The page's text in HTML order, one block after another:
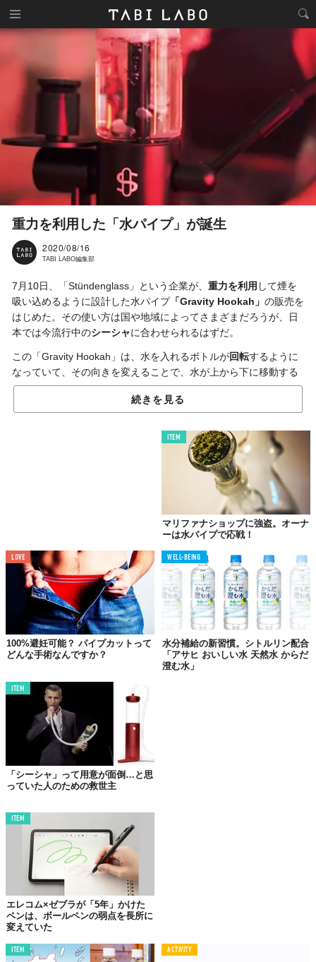
重力を利用した「水パイプ」が誕生
2020/08/16
TABI LABO編集部
7月10日、「Stündenglass」という企業が、 重力を利用 して煙を
吸い込めるように設計した水パイプ「Gravity Hookah」 の販売を
はじめた。その使い方は国や地域によってさまざまだろうが、日
本では今流行中のシーシャに合わせられるはずだ。
この「Gravity Hookah」は、水を入れるボトルが回転するように
なっていて、その向きを変えることで、水が上から下に移動する
と同時に煙が外に出る仕組み。つまり、吸う人がそれぞれマウス
を持つ必要もないし、簡単に水パイプを回すこともでき
499.95ドル（約5万3000円）。日本への発送も対応してい
るので、スタイリッシュにシーシャを楽しみたい人は
を検討
続きを見る
ITEM
マリファナショップに強盗。オーナ
ーは水パイプで応戦！
LOVE
100%避妊可能？ パイプカットって
どんな手術なんですか？
WELL-BEING
水分補給の新習慣。シトルリン配合
「アサヒ おいしい水 天然水 からだ
澄む水」
ITEM
「シーシャ」って用意が面倒…と思
っていた人のための救世主
ITEM
エレコム×ゼブラが「5年」かけた
ペンは、ボールペンの弱点を長所に
変えていた
ITEM ACTIVITY